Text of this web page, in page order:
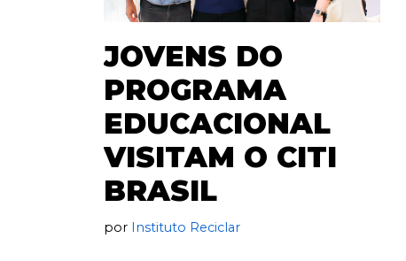
JOVENS DO
PROGRAMA
EDUCACIONAL
VISITAM O CITI
BRASIL
por Instituto Reciclar